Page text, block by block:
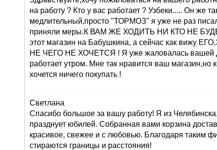
на работу ? Кто у вас работает ? Узбеки..... Он же
медлительный,просто "ТОРМОЗ" я уже не раз
приняли меры.К ВАМ ЖЕ ХОДИТЬ НИ КТО НЕ
этот магазин на Бабушкина, а сейчас как вижу
НЕ ЧЕГО НЕ ХОЧЕТСЯ ! Я уже жаловалась вашей
работает утром. Мне так нравится ваш магазин,но
хочется ничего покупать !
Светлана
Спасибо большое за вашу работу! Я из
празднует юбилей. Собранная вами корзина
красивое, свежее и с любовью. Благодаря таким
стираются границы и расстояния!